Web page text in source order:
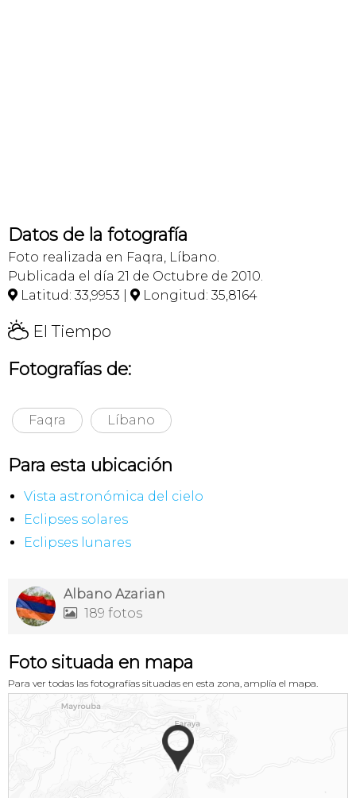
Datos de la fotografía
Foto realizada en Faqra, Líbano.
Publicada el día 21 de Octubre de 2010.
 Latitud: 33,9953 |  Longitud: 35,8164
H El Tiempo
Fotografías de:
Faqra Líbano
Para esta ubicación
Vista astronómica del cielo
Eclipses solares
Eclipses lunares
Albano Azarian
 189 fotos
Foto situada en mapa
Para ver todas las fotografías situadas en esta zona, amplía el mapa.